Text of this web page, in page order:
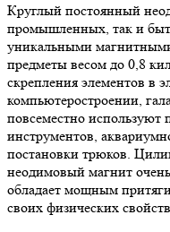
Круглый постоянный
промышленных, так и
уникальными
предметы весом до 0,8
скрепления элементов в
компьютеростроении,
повсеместно используют
инструментов,
постановки трюков.
неодимовый магнит
обладает мощным
своих физических